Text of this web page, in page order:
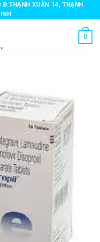
XUÂN 14, THẠNH
0